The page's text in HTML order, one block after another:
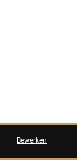
Bewerken